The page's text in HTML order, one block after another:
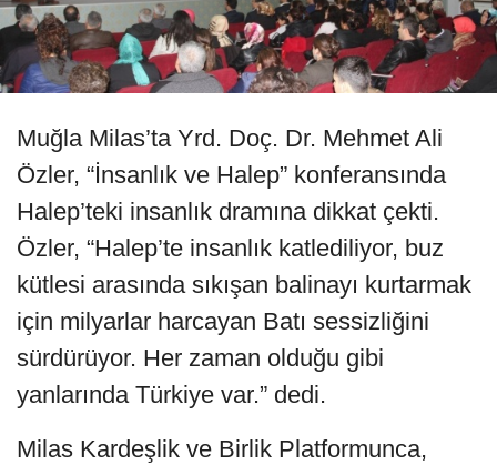
Muğla Milas’ta Yrd. Doç. Dr. Mehmet Ali
Özler, “İnsanlık ve Halep” konferansında
Halep’teki insanlık dramına dikkat çekti.
Özler, “Halep’te insanlık katlediliyor, buz
kütlesi arasında sıkışan balinayı kurtarmak
için milyarlar harcayan Batı sessizliğini
sürdürüyor. Her zaman olduğu gibi
yanlarında Türkiye var.” dedi.
Milas Kardeşlik ve Birlik Platformunca,